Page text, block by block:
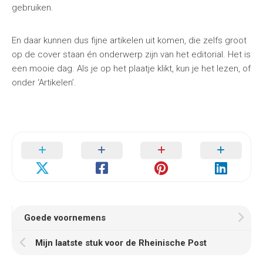
gebruiken.
En daar kunnen dus fijne artikelen uit komen, die zelfs groot
op de cover staan én onderwerp zijn van het editorial. Het is
een mooie dag. Als je op het plaatje klikt, kun je het lezen, of
onder ‘Artikelen’.
Goede voornemens
Mijn laatste stuk voor de Rheinische Post